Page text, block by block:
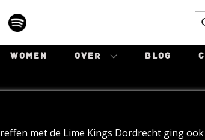
WOMEN OVER BLOG
met de Lime Kings Dordrecht ging